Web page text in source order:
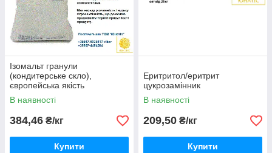
Ізомальт гранули
(кондитерське скло),
європейська якість
В наявності
384,46 ₴/кг
Купити
Еритритол/еритрит
цукрозамінник
В наявності
209,50 ₴/кг
Купити